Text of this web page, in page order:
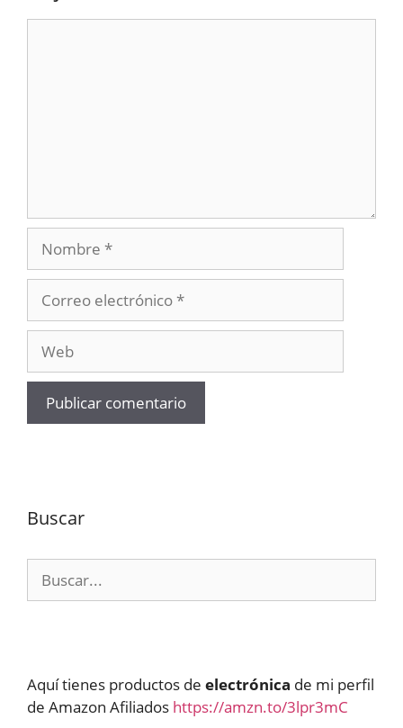
Nombre
electrónico
Buscar
Aquí tienes productos de electrónica de mi perfil
de Amazon Afiliados https://amzn.to/3lpr3mC